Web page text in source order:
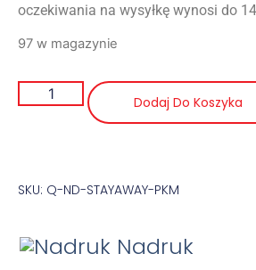
oczekiwania na wysyłkę wynosi do
97 w magazynie
Dodaj Do Koszyka
SKU: Q-ND-STAYAWAY-PKM
Nadruk